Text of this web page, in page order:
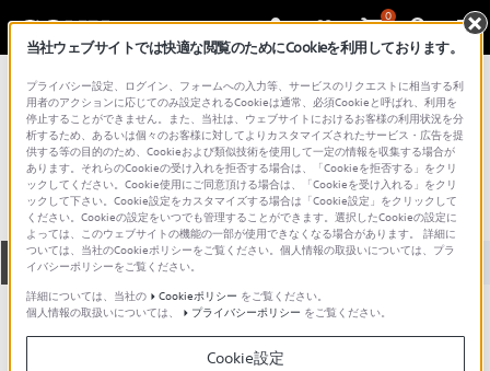
0
総合サポート・お問い合わせ プロフェッショナル／業務用
SP-BAG-3
全て ダウンロード 取扱説明書 Q&A
ダウンロード
当社ウェブサイトでは快適な閲覧のためにCookieを利用しております。
プライバシー設定、ログイン、フォームへの入力等、サービスのリクエストに相当する利
用者のアクションに応じてのみ設定されるCookieは通常、必須Cookieと呼ばれ、利用を
停止することができません。また、当社は、ウェブサイトにおけるお客様の利用状況を分
析するため、あるいは個々のお客様に対してよりカスタマイズされたサービス・広告を提
供する等の目的のため、Cookieおよび類似技術を使用して一定の情報を収集する場合が
あります。それらのCookieの受け入れを拒否する場合は、「Cookieを拒否する」をクリ
ックしてください。Cookie使用にご同意頂ける場合は、「Cookieを受け入れる」をクリ
ックして下さい。Cookie設定をカスタマイズする場合は「Cookie設定」をクリックして
ください。Cookieの設定をいつでも管理することができます。選択したCookieの設定に
よっては、このウェブサイトの機能の一部が使用できなくなる場合があります。 詳細に
ついては、当社のCookieポリシーをご覧ください。個人情報の取扱いについては、プラ
イバシーポリシーをご覧ください。
詳細については、当社の
Cookieポリシー をご覧ください。
個人情報の取扱いについては、
プライバシーポリシー をご覧ください。
Cookie設定